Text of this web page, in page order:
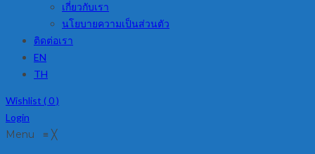
เกี่ยวกับเรา
นโยบายความเป็นส่วนตัว
ติดต่อเรา
EN
TH
Wishlist (0)
Login
Menu ≡ ╳